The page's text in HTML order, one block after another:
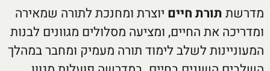
מדרשתתורת חיים יוצרת ומחנכת לתורה שמאירה
ומדריכה את החיים, ומציעה מסלולים מגוונים לבנות
המעוניינות לשלב לימוד תורה מעמיק ומחבר במהלך